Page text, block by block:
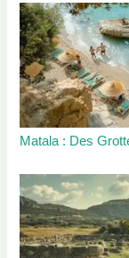
:
Matala : Des